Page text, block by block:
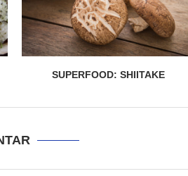
SUPERFOOD: SHIITAKE